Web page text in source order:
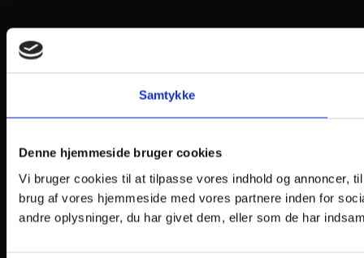
Samtykke
Denne hjemmeside bruger cookies
Vi bruger cookies til at tilpasse vores indhold og annoncer,
brug af vores hjemmeside med vores partnere inden for
andre oplysninger, du har givet dem, eller som de har